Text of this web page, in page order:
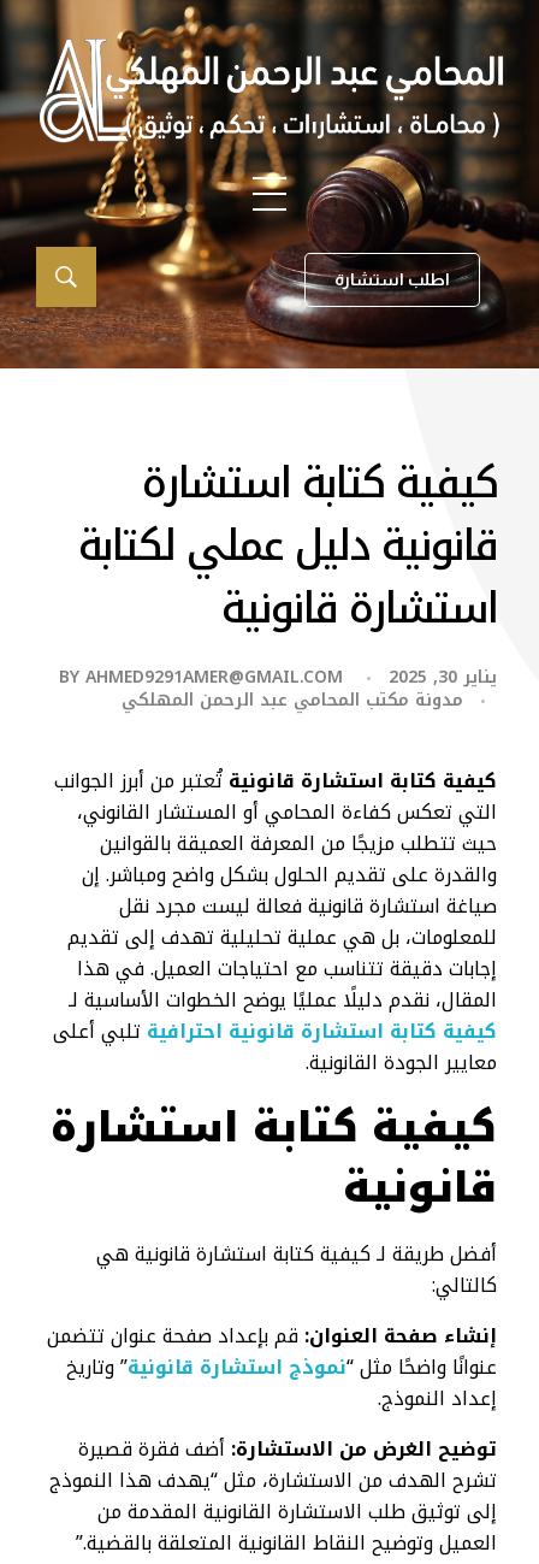
اطلب استشارة
كيفية كتابة استشارة
قانونية دليل عملي لكتابة
استشارة قانونية
يناير 30, 2025 BYAHMED9291AMER@GMAIL.COM
مدونة مكتب المحامي عبد الرحمن المهلكي
كيفية كتابة استشارة قانونيةتُعتبر من أبرز الجوانب
التي تعكس كفاءة المحامي أو المستشار القانوني،
حيث تتطلب مزيجًا من المعرفة العميقة بالقوانين
والقدرة على تقديم الحلول بشكل واضح ومباشر. إن
صياغة استشارة قانونية فعالة ليست مجرد نقل
للمعلومات، بل هي عملية تحليلية تهدف إلى تقديم
إجابات دقيقة تتناسب مع احتياجات العميل. في هذا
المقال، نقدم دليلًا عمليًا يوضح الخطوات الأساسية لـ
كيفية كتابة استشارة قانونية احترافية تلبي أعلى
معايير الجودة القانونية.
كيفية كتابة استشارة
قانونية
أفضل طريقة لـ كيفية كتابة استشارة قانونية هي
كالتالي:
إنشاء صفحة العنوان:قم بإعداد صفحة عنوان تتضمن
عنوانًا واضحًا مثل “نموذج استشارة قانونية” وتاريخ
إعداد النموذج.
توضيح الغرض من الاستشارة:أضف فقرة قصيرة
تشرح الهدف من الاستشارة، مثل “يهدف هذا النموذج
إلى توثيق طلب الاستشارة القانونية المقدمة من
العميل وتوضيح النقاط القانونية المتعلقة بالقضية.”